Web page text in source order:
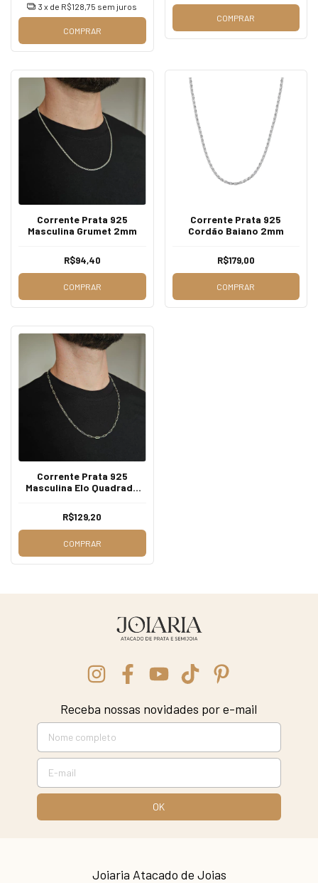
3 x de R$128,75 sem juros
COMPRAR
COMPRAR
Corrente Prata 925
Masculina Grumet 2mm
R$94,40
COMPRAR
Corrente Prata 925
Cordão Baiano 2mm
R$179,00
COMPRAR
Corrente Prata 925
Masculina Elo Quadrado
R$129,20
COMPRAR
Receba nossas novidades por e-mail
Joiaria Atacado de Joias